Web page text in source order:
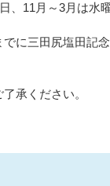
11月～3月は水
に三田尻塩田記
承ください。